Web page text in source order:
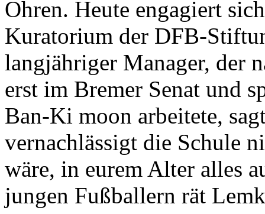
Ohren. Heute engagiert
Kuratorium der DFB-
langjähriger Manager, der
erst im Bremer Senat und
Ban-Ki moon arbeitete,
vernachlässigt die Schule
wäre, in eurem Alter alles
jungen Fußballern rät